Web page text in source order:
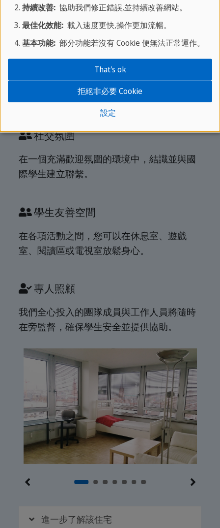
距離學校僅需步行 10 分鐘，且鄰近美茵河。
請在宿舍享用早餐和晚餐，並在學校享用午
社交氛圍
在一個充滿歡迎氛圍的環境中，結識並與國
際學生建立聯繫。
學生友善空間
在各項活動之間，您可以在休息室、遊戲
室、閱讀區或電視室放鬆身心。
專人照顧
我們全心投入的團隊成員與工作人員將隨時
在旁監督，確保學生安全並提供協助。
進一步了解該住宅
持續改善:協助我們修正錯誤,並持續改善網站。
最佳化效能:載入速度更快,操作更加流暢。
基本功能:部分功能若沒有 Cookie 便無法正常運作。
設定
拒絕非必要 Cookie
That's ok